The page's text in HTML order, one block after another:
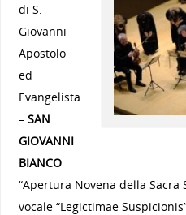
di S.
Giovanni
Apostolo
ed
Evangelista
–SAN
GIOVANNI
BIANCO
“Apertura Novena della Sacra
vocale “Legictimae